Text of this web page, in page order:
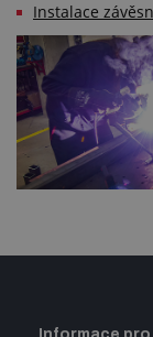
Instalace